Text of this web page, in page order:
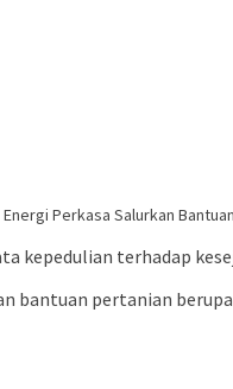
kepedulian terhadap
bantuan pertanian